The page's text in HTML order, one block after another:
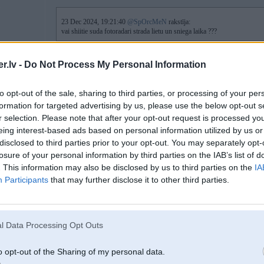
- Do Not Process My Personal Information
opt-out of the sale, sharing to third parties, or processing of your
for targeted advertising by us, please use the below opt-out
selection. Please note that after your opt-out request is processed
interest-based ads based on personal information utilized by us
to third parties prior to your opt-out. You may separately
of your personal information by third parties on the IAB’s list of
This information may also be disclosed by us to third parties on the
Participants that may further disclose it to other third parties.
Data Processing Opt Outs
opt-out of the Sharing of my personal data.
23 Dec 2024, 19:21:40 @SpOrcMeN rakstīja:
vai shiitie suda fotoradari strada lietu un sniega laika ???
Darbojas, es saņēmu stipra lietus laikā.. numurs knapi saskatāms -
24. Dec 2024, 01:47
23 Dec 2024, 10:01:26
M57TUD30 iekš e53 3.0D 2004
Tikko nomainīju abus termostatus (lielo uz OEM), atgaisoju sistēmu.
Motora t pakāpjas drusku virs zilā, uz vidu neiet.
Vai vēl kautkā specifiski kkas jāgaiso, vai varbūt kāds dačiks rāda
Kur tu esi? Varu pieslēgt kompi un paskatīties kāda ir patiesā temperatūra.